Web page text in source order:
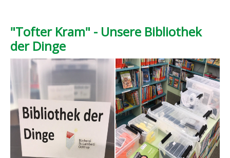
"Tofter Kram" - Unsere Bibliothek
der Dinge